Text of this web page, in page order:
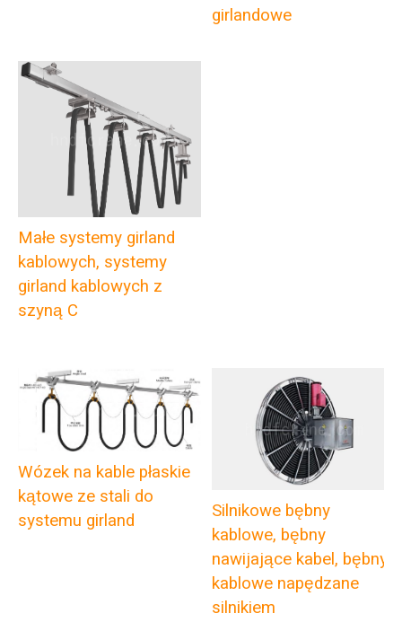
girlandowe
Małe systemy girland
kablowych, systemy
girland kablowych z
szyną C
Wózek na kable płaskie
kątowe ze stali do
systemu girland
Silnikowe bębny
kablowe, bębny
nawijające kabel, bębny
kablowe napędzane
silnikiem